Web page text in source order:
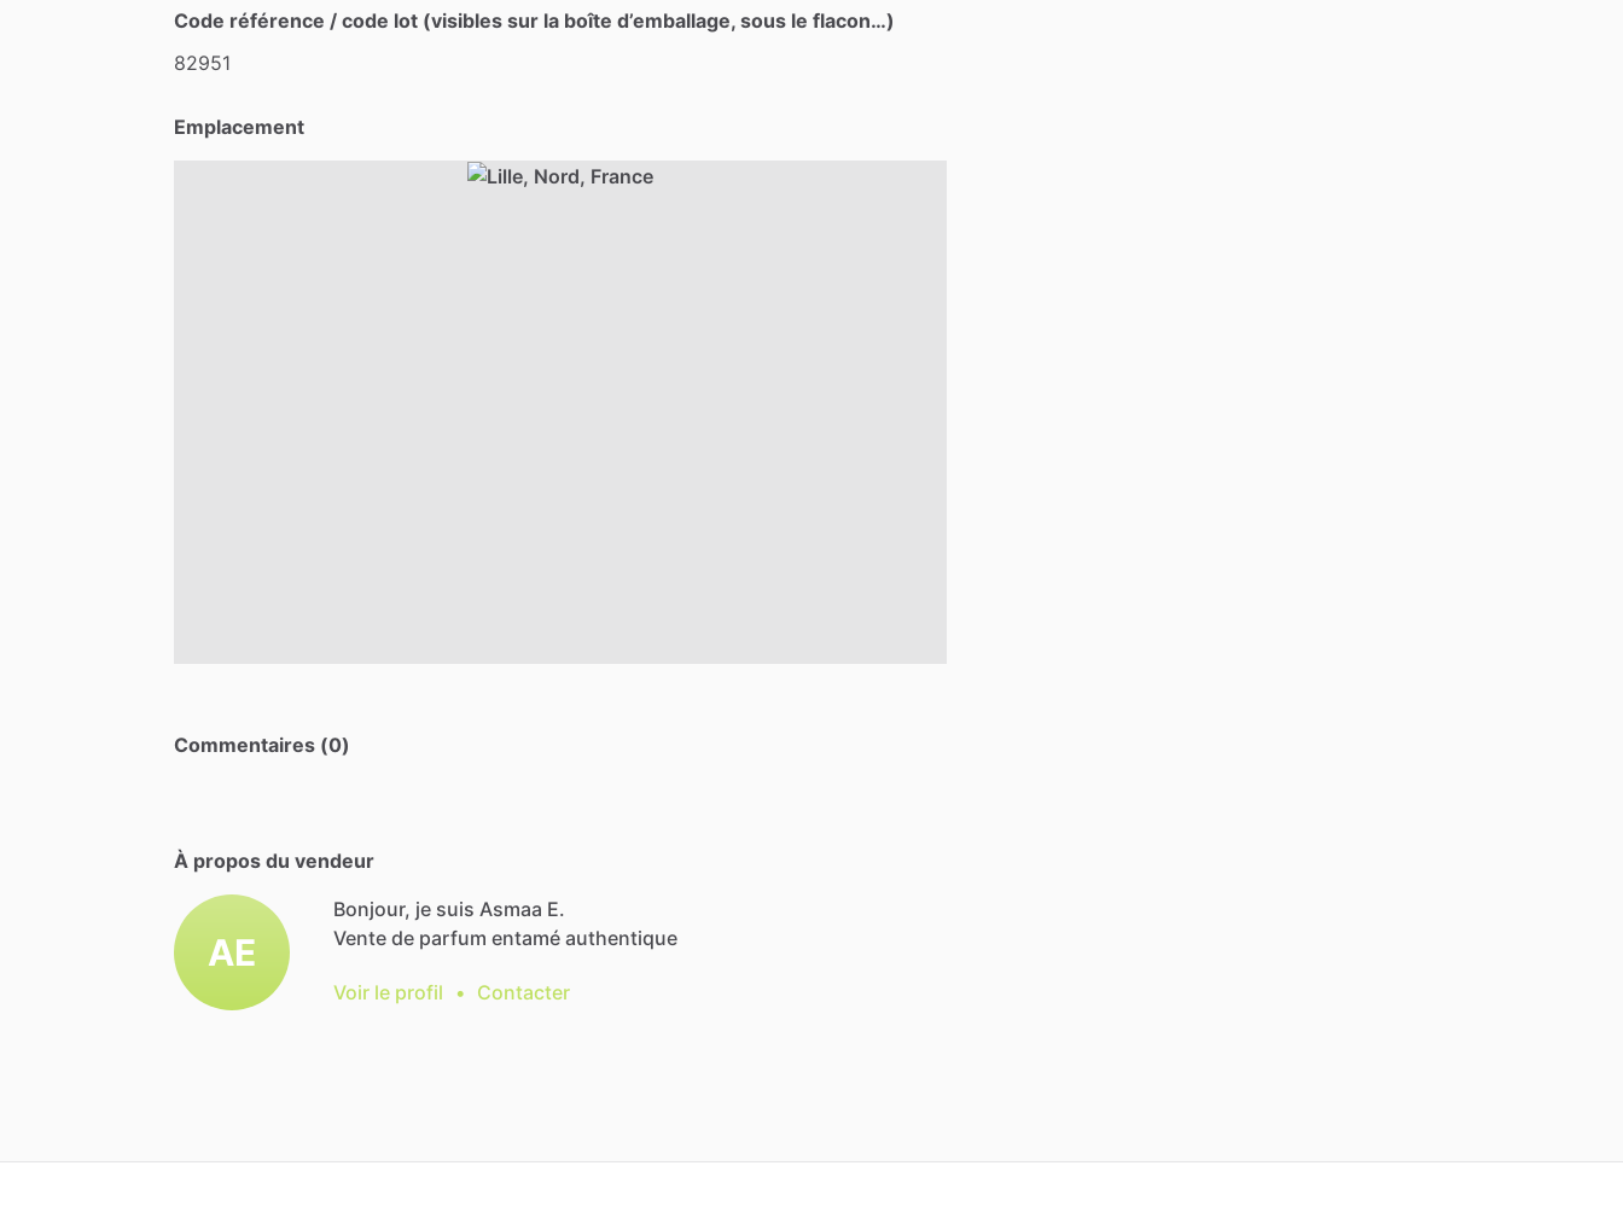
Code référence / code lot (visibles sur la boîte d’emballage, sous le flacon…)
82951
Emplacement
Commentaires (0)
À propos du vendeur
AE
Bonjour, je suis Asmaa E.
Vente de parfum entamé authentique
Voir le profil • Contacter